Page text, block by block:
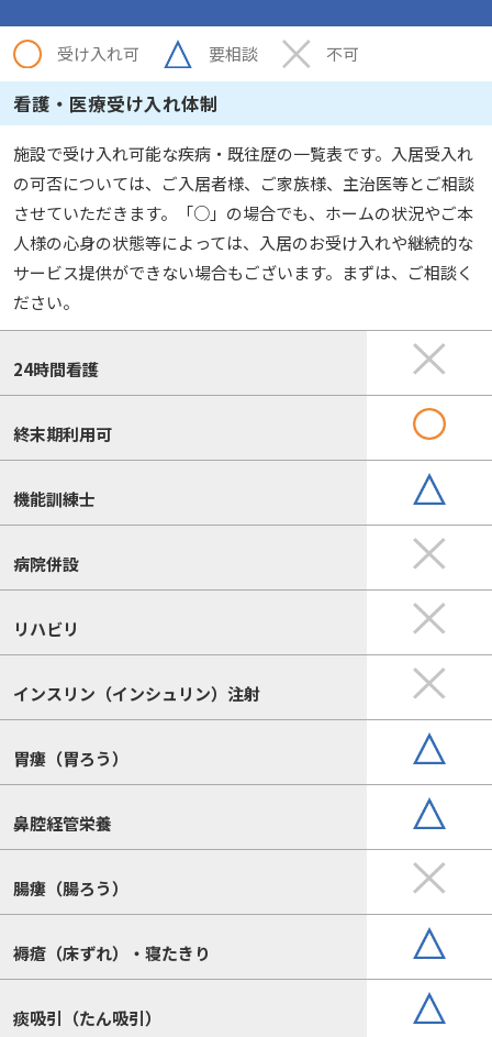
受け入れ可 要相談 不可
看護・医療受け入れ体制
施設で受け入れ可能な疾病・既往歴の一覧表です。入居受入れ
の可否については、ご入居者様、ご家族様、主治医等とご相談
させていただきます。「○」の場合でも、ホームの状況やご本
人様の心身の状態等によっては、入居のお受け入れや継続的な
サービス提供ができない場合もございます。まずは、ご相談く
ださい。
24時間看護
終末期利用可
機能訓練士
病院併設
リハビリ
インスリン（インシュリン）注射
胃瘻（胃ろう）
鼻腔経管栄養
腸瘻（腸ろう）
褥瘡（床ずれ）・寝たきり
痰吸引（たん吸引）